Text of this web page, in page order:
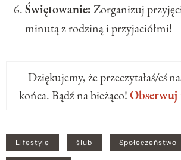
Świętowanie: Zorganizuj
minutą z rodziną i przyjaciółmi!
Dziękujemy, że przeczytałaś/eś
końca. Bądź na bieżąco!Obserwuj
Lifestyle ślub Społeczeństwo